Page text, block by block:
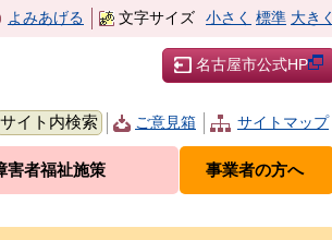
よみあげる 文字サイズ 小さく 標準 大きく
名古屋市公式HP
ご意見箱 サイトマップ
害者福祉施策 事業者の方へ